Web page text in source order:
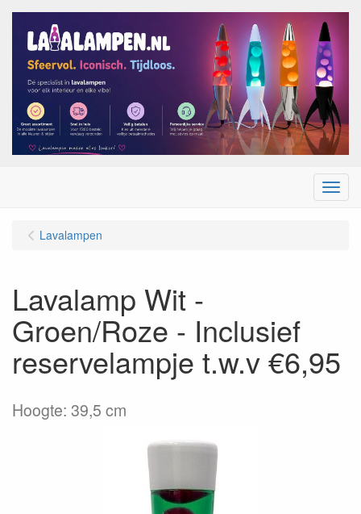
Menu
Lavalampen
Lavalamp Wit -
Groen/Roze - Inclusief
reservelampje t.w.v €6,95
Hoogte: 39,5 cm